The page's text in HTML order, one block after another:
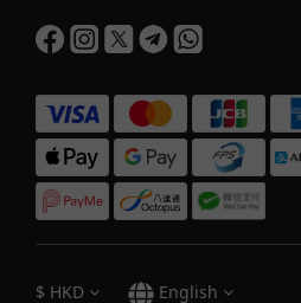
$ HKD English